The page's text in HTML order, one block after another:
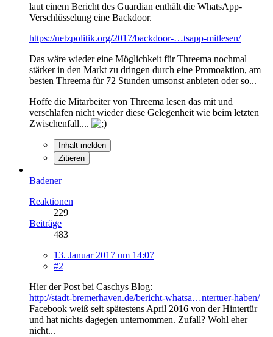
laut einem Bericht des Guardian enthält die WhatsApp-
Verschlüsselung eine Backdoor.
https://netzpolitik.org/2017/backdoor-…tsapp-mitlesen/
Das wäre wieder eine Möglichkeit für Threema nochmal
stärker in den Markt zu dringen durch eine Promoaktion, am
besten Threema für 72 Stunden umsonst anbieten oder so...
Hoffe die Mitarbeiter von Threema lesen das mit und
verschlafen nicht wieder diese Gelegenheit wie beim letzten
Zwischenfall....
Inhalt melden
Zitieren
Badener
Reaktionen
229
Beiträge
483
13. Januar 2017 um 14:07
#2
Hier der Post bei Caschys Blog:
http://stadt-bremerhaven.de/bericht-whatsa…ntertuer-haben/
Facebook weiß seit spätestens April 2016 von der Hintertür
und hat nichts dagegen unternommen. Zufall? Wohl eher
nicht...